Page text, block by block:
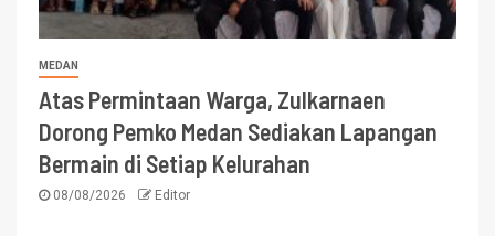
MEDAN
Atas Permintaan Warga, Zulkarnaen
Dorong Pemko Medan Sediakan Lapangan
Bermain di Setiap Kelurahan
08/08/2026 Editor